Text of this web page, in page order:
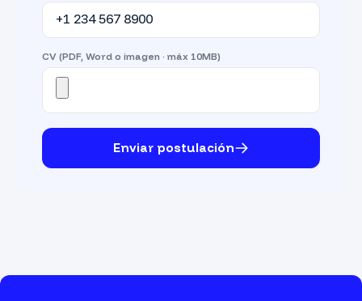
CV (PDF, Word o imagen · máx 10MB)
Enviar postulación